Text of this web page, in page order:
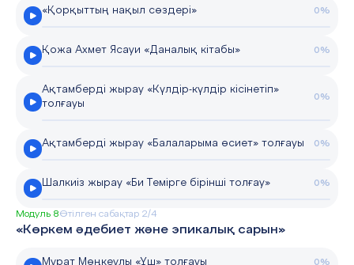
«Қорқыттың нақыл сөздері» 0%
Қожа Ахмет Ясауи «Даналық кітабы» 0%
Ақтамберді жырау «Күлдір-күлдір кісінетіп»
толғауы
0%
Ақтамберді жырау «Балаларыма өсиет» толғауы 0%
Шалкиіз жырау «Би Темірге бірінші толғау» 0%
Модуль 8Өтілген сабақтар 2/4
«Көркем әдебиет және эпикалық сарын»
Мұрат Мөңкеұлы «Үш» толғауы 0%